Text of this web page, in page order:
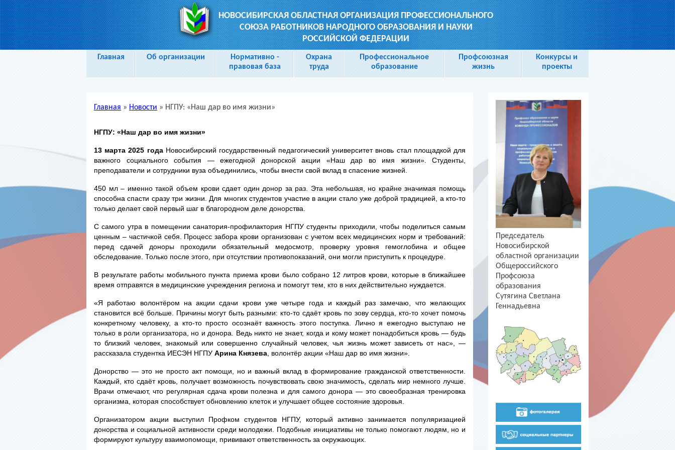
НОВОСИБИРСКАЯ ОБЛАСТНАЯ ОРГАНИЗАЦИЯ ПРОФЕССИОНАЛЬНОГО
СОЮЗА РАБОТНИКОВ НАРОДНОГО ОБРАЗОВАНИЯ И НАУКИ
РОССИЙСКОЙ ФЕДЕРАЦИИ
Главная Об организации
Нормативно -
правовая база
Охрана
труда
Профессиональное
образование
Профсоюзная
жизнь
Конкурсы и
проекты
Главная » Новости » НГПУ: «Наш дар во имя жизни»
НГПУ: «Наш дар во имя жизни»
13 марта 2025 года Новосибирский государственный педагогический университет вновь стал площадкой для
важного социального события — ежегодной донорской акции «Наш дар во имя жизни». Студенты,
преподаватели и сотрудники вуза объединились, чтобы внести свой вклад в спасение жизней.
450 мл – именно такой объем крови сдает один донор за раз. Эта небольшая, но крайне значимая помощь
способна спасти сразу три жизни. Для многих студентов участие в акции стало уже доброй традицией, а кто-то
только делает свой первый шаг в благородном деле донорства.
С самого утра в помещении санатория-профилактория НГПУ студенты приходили, чтобы поделиться самым
ценным – частичкой себя. Процесс забора крови организован с учетом всех медицинских норм и требований:
перед сдачей доноры проходили обязательный медосмотр, проверку уровня гемоглобина и общее
обследование. Только после этого, при отсутствии противопоказаний, они могли приступить к процедуре.
В результате работы мобильного пункта приема крови было собрано 12 литров крови, которые в ближайшее
время отправятся в медицинские учреждения региона и помогут тем, кто в них действительно нуждается.
«Я работаю волонтёром на акции сдачи крови уже четыре года и каждый раз замечаю, что желающих
становится всё больше. Причины могут быть разными: кто-то сдаёт кровь по зову сердца, кто-то хочет помочь
конкретному человеку, а кто-то просто осознаёт важность этого поступка. Лично я ежегодно выступаю не
только в роли организатора, но и донора. Ведь никто не знает, когда и кому может понадобиться кровь — будь
то близкий человек, знакомый или совершенно случайный человек, чья жизнь может зависеть от нас», —
рассказала студентка ИЕСЭН НГПУ Арина Князева , волонтёр акции «Наш дар во имя жизни».
Донорство — это не просто акт помощи, но и важный вклад в формирование гражданской ответственности.
Каждый, кто сдаёт кровь, получает возможность почувствовать свою значимость, сделать мир немного лучше.
Врачи отмечают, что регулярная сдача крови полезна и для самого донора — это своеобразная тренировка
организма, которая способствует обновлению клеток и улучшает общее состояние здоровья.
Организатором акции выступил Профком студентов НГПУ, который активно занимается популяризацией
донорства и социальной активности среди молодежи. Подобные инициативы не только помогают людям, но и
формируют культуру взаимопомощи, прививают ответственность за окружающих.
Председатель
Новосибирской
областной организации
Общероссийского
Профсоюза
образования
Сутягина Светлана
Геннадьевна